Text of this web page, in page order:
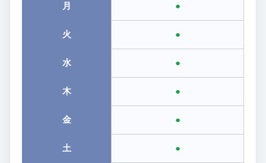
月 ●
火 ●
水 ●
木 ●
金 ●
土 ●